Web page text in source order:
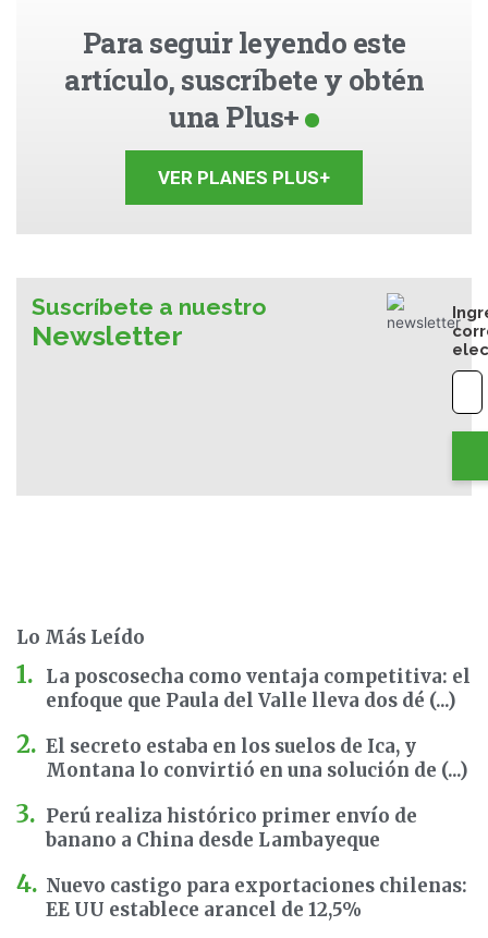
Para seguir leyendo este
artículo, suscríbete y obtén
una Plus+
VER PLANES PLUS+
Suscríbete a nuestro
Newsletter
Lo Más Leído
La poscosecha como ventaja competitiva: el
enfoque que Paula del Valle lleva dos dé (...)
El secreto estaba en los suelos de Ica, y
Montana lo convirtió en una solución de (...)
Perú realiza histórico primer envío de
banano a China desde Lambayeque
Nuevo castigo para exportaciones chilenas:
EE UU establece arancel de 12,5%